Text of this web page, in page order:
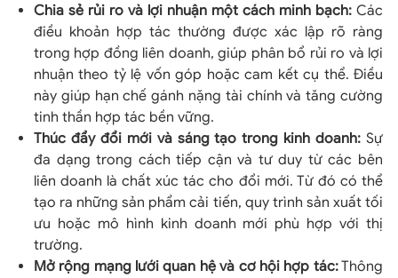
Chia sẻ rủi ro và lợi nhuận một cách minh bạch: Các
điều khoản hợp tác thường được xác lập rõ ràng
trong hợp đồng liên doanh, giúp phân bổ rủi ro và lợi
nhuận theo tỷ lệ vốn góp hoặc cam kết cụ thể. Điều
này giúp hạn chế gánh nặng tài chính và tăng cường
tinh thần hợp tác bền vững.
Thúc đẩy đổi mới và sáng tạo trong kinh doanh: Sự
đa dạng trong cách tiếp cận và tư duy từ các bên
liên doanh là chất xúc tác cho đổi mới. Từ đó có thể
tạo ra những sản phẩm cải tiến, quy trình sản xuất tối
ưu hoặc mô hình kinh doanh mới phù hợp với thị
trường.
Mở rộng mạng lưới quan hệ và cơ hội hợp tác:Thông